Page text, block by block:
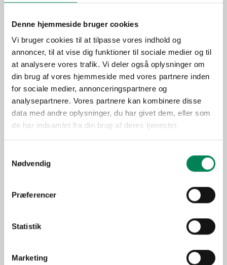
Denne hjemmeside bruger cookies
Vi bruger cookies til at tilpasse vores indhold og
annoncer, til at vise dig funktioner til sociale medier og til
at analysere vores trafik. Vi deler også oplysninger om
din brug af vores hjemmeside med vores partnere inden
for sociale medier, annonceringspartnere og
analysepartnere. Vores partnere kan kombinere disse
data med andre oplysninger, du har givet dem, eller som
de har indsamlet fra din brug af deres tjenester.
Nødvendig
Præferencer
Statistik
Marketing
Lad pottejorden tørre let ud
Gødning
vækstperioden.
Placering
Inde
Lysbehov
Trives bedst på en lys
placering, men tåler ikke
direkte sol.
Oprindelse
Asien
Anvendelse
Sæson